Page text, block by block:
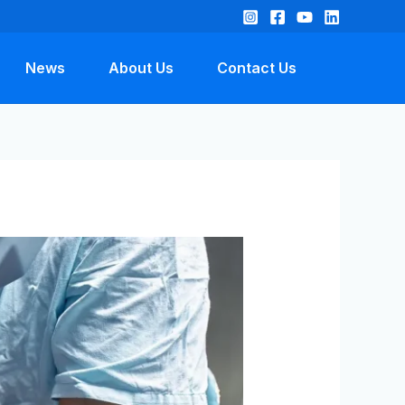
News About Us Contact Us